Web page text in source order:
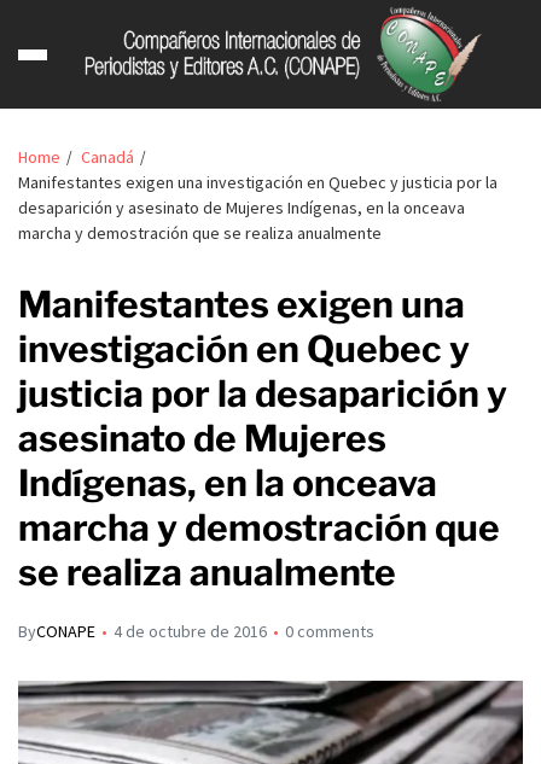
Home
Canadá
Manifestantes exigen una investigación en Quebec y justicia por la
desaparición y asesinato de Mujeres Indígenas, en la onceava
marcha y demostración que se realiza anualmente
Manifestantes exigen una
investigación en Quebec y
justicia por la desaparición y
asesinato de Mujeres
Indígenas, en la onceava
marcha y demostración que
se realiza anualmente
ByCONAPE 4 de octubre de 2016 0 comments